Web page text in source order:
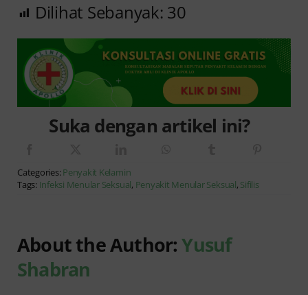
Dilihat Sebanyak: 30
Suka dengan artikel ini?
Categories: Penyakit Kelamin
Tags: Infeksi Menular Seksual, Penyakit Menular Seksual, Sifilis
About the Author:Yusuf
Shabran